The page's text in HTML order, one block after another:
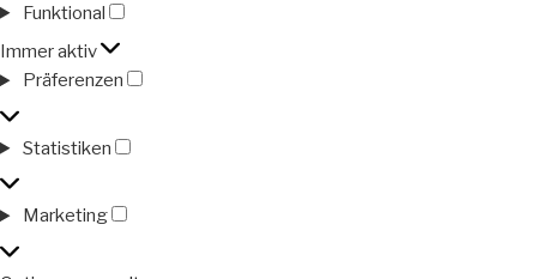
Funktional
Funktional
Immer aktiv
Präferenzen
Präferenzen
Statistiken
Statistiken
Marketing
Marketing